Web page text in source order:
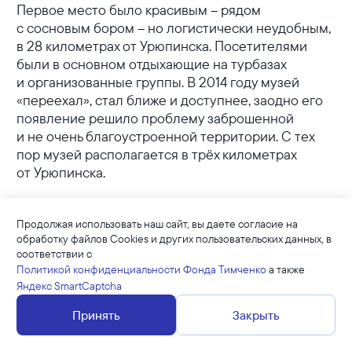
Первое место было красивым – рядом
с сосновым бором – но логистически неудобным,
в 28 километрах от Урюпинска. Посетителями
были в основном отдыхающие на турбазах
и организованные группы. В 2014 году музей
«переехал», стал ближе и доступнее, заодно его
появление решило проблему заброшенной
и не очень благоустроенной территории. С тех
пор музей располагается в трёх километрах
от Урюпинска.
административное здание находится в центре
города. Команда музея осваивает проектную
работу, участвует в конкурсах, самостоятельно
изучает ремёсла, а главное – умеет вовлечь
и заинтересовать жителей. Уже в 2014 году
ей удалось победить в самом первом конкурсе
«Культурная мозаика малых городов и сёл»
Продолжая использовать наш сайт, вы даете согласие на
обработку файлов Cookies и других пользовательских данных, в
соответствии с
Политикой конфиденциальности Фонда Тимченко а также
Яндекс SmartCaptcha
Принять Закрыть